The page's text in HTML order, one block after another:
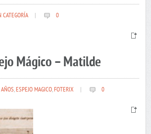
CATEGORÍA 0
Mágico – Matilde
,ESPEJO MAGICO,FOTERIX 0